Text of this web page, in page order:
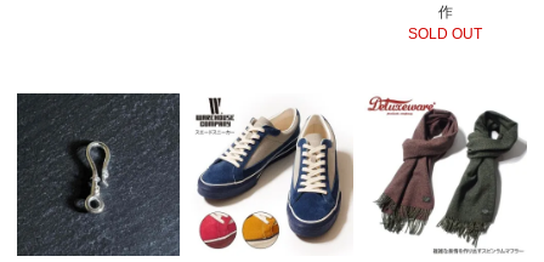
作
SOLD OUT